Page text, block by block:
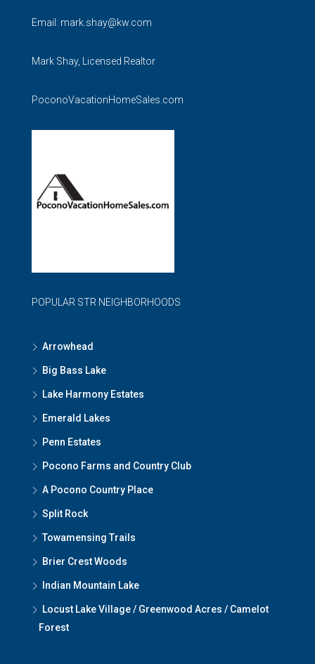
Email: mark.shay@kw.com
Mark Shay, Licensed Realtor
PoconoVacationHomeSales.com
POPULAR STR NEIGHBORHOODS
Arrowhead
Big Bass Lake
Lake Harmony Estates
Emerald Lakes
Penn Estates
Pocono Farms and Country Club
A Pocono Country Place
Split Rock
Towamensing Trails
Brier Crest Woods
Indian Mountain Lake
Locust Lake Village / Greenwood Acres / Camelot
Forest